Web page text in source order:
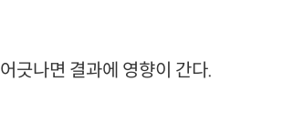
긋나면 결과에 영향이 간다.